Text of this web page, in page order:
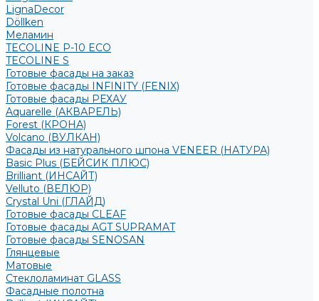
LignaDecor
Döllken
Меламин
TECOLINE P-10 ECO
TECOLINE S
Готовые фасады на заказ
Готовые фасады INFINITY (FENIX)
Готовые фасады РЕХАУ
Aquarelle (АКВАРЕЛЬ)
Forest (КРОНА)
Volcano (ВУЛКАН)
Фасады из натурального шпона VENEER (НАТУРА)
Basic Plus (БЕЙСИК ПЛЮС)
Brilliant (ИНСАЙТ)
Velluto (ВЕЛЮР)
Crystal Uni (ГЛАЙД)
Готовые фасады CLEAF
Готовые фасады AGT SUPRAMAT
Готовые фасады SENOSAN
Глянцевые
Матовые
Стеклоламинат GLASS
Фасадные полотна